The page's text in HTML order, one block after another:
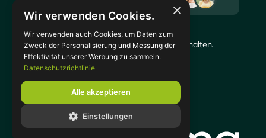
©2026terraluma GmbH. Alle Rechte vorbehalten.
Realisiert durchWeiss Global
×
Wir verwenden Cookies.
Wir verwenden auch Cookies, um Daten zum
Zweck der Personalisierung und Messung der
Effektivität unserer Werbung zu sammeln.
Datenschutzrichtlinie
Alle akzeptieren
Einstellungen